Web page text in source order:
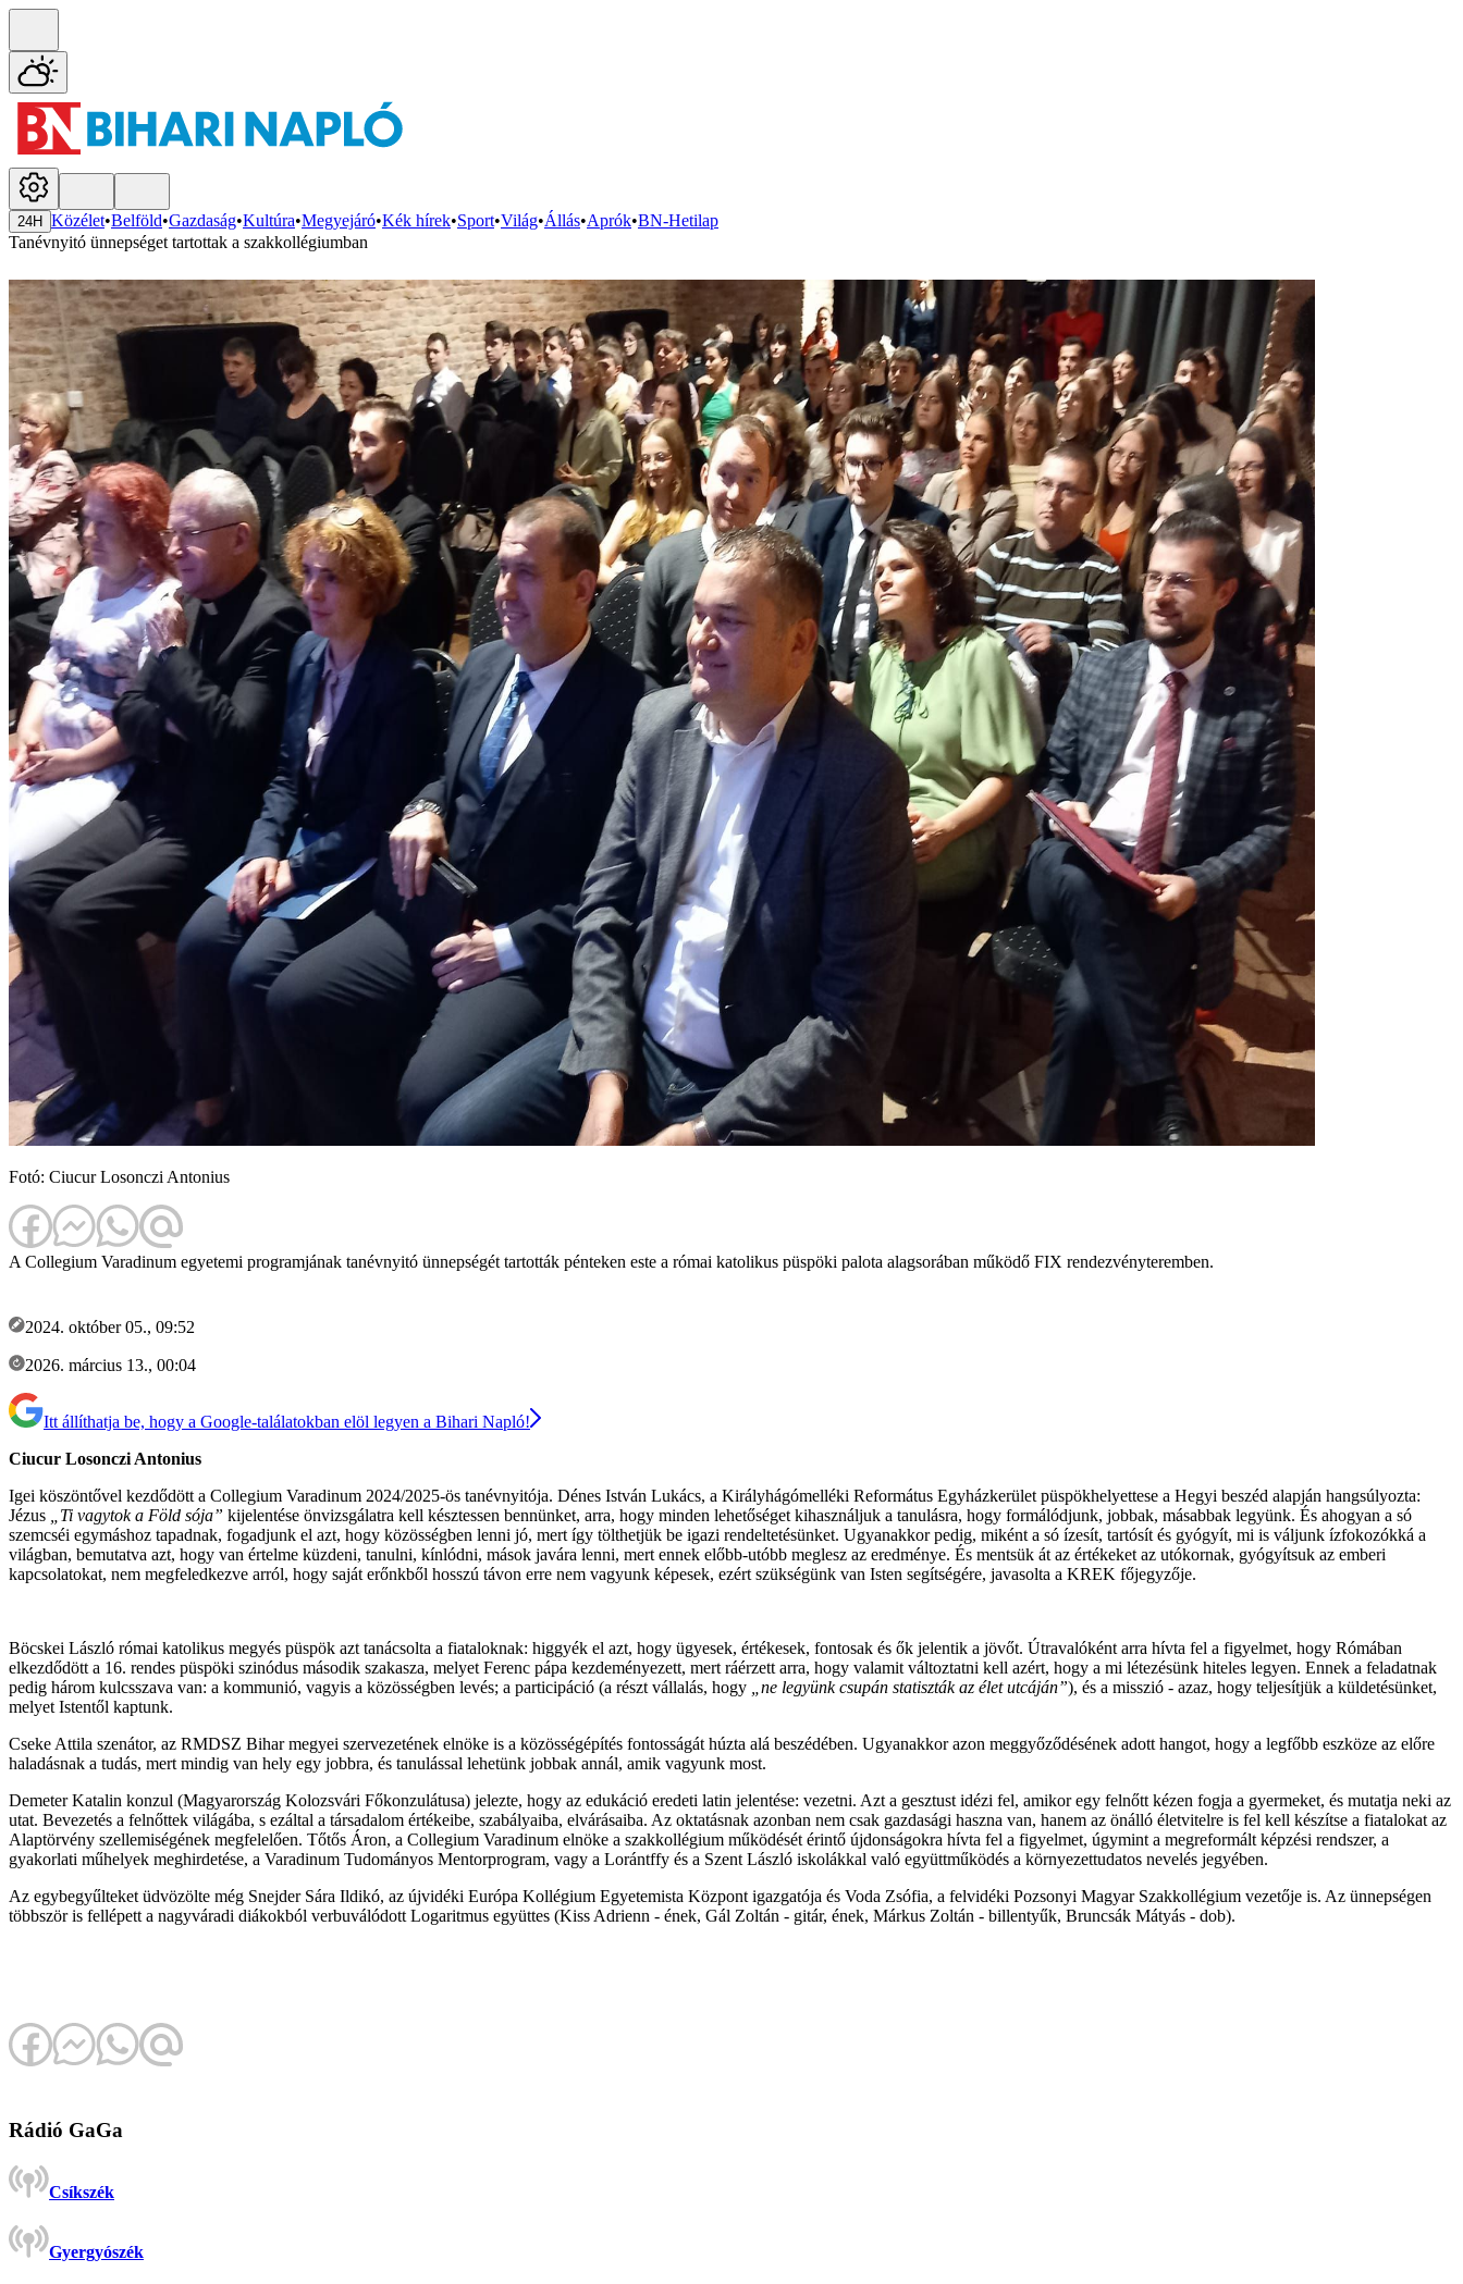
24H Közélet•Belföld•Gazdaság•Kultúra•Megyejáró•Kék hírek•Sport•Világ•Állás•Aprók•BN-Hetilap
Tanévnyitó ünnepséget tartottak a szakkollégiumban
Fotó: Ciucur Losonczi Antonius
A Collegium Varadinum egyetemi programjának tanévnyitó ünnepségét tartották pénteken este a római katolikus püspöki palota alagsorában működő FIX rendezvényteremben.
2024. október 05., 09:52
2026. március 13., 00:04
Itt állíthatja be, hogy a Google-találatokban elöl legyen a Bihari Napló!
Ciucur Losonczi Antonius
Igei köszöntővel kezdődött a Collegium Varadinum 2024/2025-ös tanévnyitója. Dénes István Lukács, a Királyhágómelléki Református Egyházkerület püspökhelyettese a Hegyi beszéd alapján hangsúlyozta:
Jézus „Ti vagytok a Föld sója” kijelentése önvizsgálatra kell késztessen bennünket, arra, hogy minden lehetőséget kihasználjuk a tanulásra, hogy formálódjunk, jobbak, másabbak legyünk. És ahogyan a só
szemcséi egymáshoz tapadnak, fogadjunk el azt, hogy közösségben lenni jó, mert így tölthetjük be igazi rendeltetésünket. Ugyanakkor pedig, miként a só ízesít, tartósít és gyógyít, mi is váljunk ízfokozókká a
világban, bemutatva azt, hogy van értelme küzdeni, tanulni, kínlódni, mások javára lenni, mert ennek előbb-utóbb meglesz az eredménye. És mentsük át az értékeket az utókornak, gyógyítsuk az emberi
kapcsolatokat, nem megfeledkezve arról, hogy saját erőnkből hosszú távon erre nem vagyunk képesek, ezért szükségünk van Isten segítségére, javasolta a KREK főjegyzője.
Böcskei László római katolikus megyés püspök azt tanácsolta a fiataloknak: higgyék el azt, hogy ügyesek, értékesek, fontosak és ők jelentik a jövőt. Útravalóként arra hívta fel a figyelmet, hogy Rómában
elkezdődött a 16. rendes püspöki szinódus második szakasza, melyet Ferenc pápa kezdeményezett, mert ráérzett arra, hogy valamit változtatni kell azért, hogy a mi létezésünk hiteles legyen. Ennek a feladatnak
pedig három kulcsszava van: a kommunió, vagyis a közösségben levés; a participáció (a részt vállalás, hogy
„ne legyünk csupán statiszták az élet utcáján”), és a misszió - azaz, hogy teljesítjük a küldetésünket,
melyet Istentől kaptunk.
Cseke Attila szenátor, az RMDSZ Bihar megyei szervezetének elnöke is a közösségépítés fontosságát húzta alá beszédében. Ugyanakkor azon meggyőződésének adott hangot, hogy a legfőbb eszköze az előre
haladásnak a tudás, mert mindig van hely egy jobbra, és tanulással lehetünk jobbak annál, amik vagyunk most.
Demeter Katalin konzul (Magyarország Kolozsvári Főkonzulátusa) jelezte, hogy az edukáció eredeti latin jelentése: vezetni. Azt a gesztust idézi fel, amikor egy felnőtt kézen fogja a gyermeket, és mutatja neki az
utat. Bevezetés a felnőttek világába, s ezáltal a társadalom értékeibe, szabályaiba, elvárásaiba. Az oktatásnak azonban nem csak gazdasági haszna van, hanem az önálló életvitelre is fel kell készítse a fiatalokat az
Alaptörvény szellemiségének megfelelően. Tőtős Áron, a Collegium Varadinum elnöke a szakkollégium működését érintő újdonságokra hívta fel a figyelmet, úgymint a megreformált képzési rendszer, a
gyakorlati műhelyek meghirdetése, a Varadinum Tudományos Mentorprogram, vagy a Lorántffy és a Szent László iskolákkal való együttműködés a környezettudatos nevelés jegyében.
Az egybegyűlteket üdvözölte még Snejder Sára Ildikó, az újvidéki Európa Kollégium Egyetemista Központ igazgatója és Voda Zsófia, a felvidéki Pozsonyi Magyar Szakkollégium vezetője is. Az ünnepségen
többször is fellépett a nagyváradi diákokból verbuválódott Logaritmus együttes (Kiss Adrienn - ének, Gál Zoltán - gitár, ének, Márkus Zoltán - billentyűk, Bruncsák Mátyás - dob).
Rádió GaGa
Csíkszék
Gyergyószék